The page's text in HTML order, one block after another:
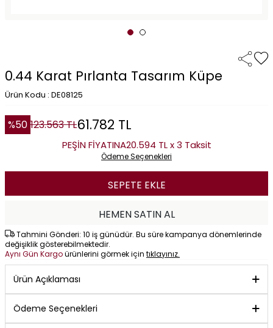
0.44 Karat Pırlanta Tasarım Küpe
Ürün Kodu : DE08125
%50 123.563TL61.782 TL
PEŞİN FİYATINA20.594 TL x 3 Taksit
Ödeme Seçenekleri
SEPETE EKLE
HEMEN SATIN AL
Tahmini Gönderi: 10 iş günüdür. Bu süre kampanya dönemlerinde
değişiklik gösterebilmektedir.
Aynı Gün Kargoürünlerini görmek için tıklayınız.
Ürün Açıklaması
Ödeme Seçenekleri